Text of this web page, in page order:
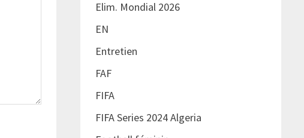
Elim. Mondial 2026
EN
Entretien
FAF
FIFA
FIFA Series 2024 Algeria